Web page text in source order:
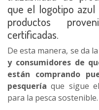
que el logotipo azul
productos
certificadas.
De esta manera, se da la
y consumidores de
están comprando
pesqueríaque sigue
para la pesca sostenible.